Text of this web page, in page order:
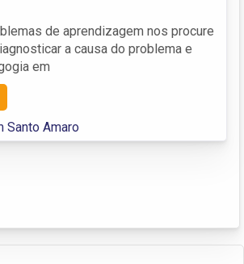
de aprendizagem nos procure
a causa do problema e
em
Santo Amaro